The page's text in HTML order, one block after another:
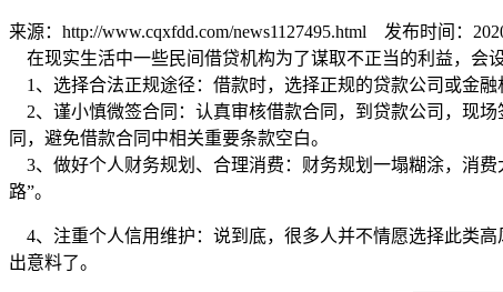
来源：http://www.cqxfdd.com/news1127495.html 发布时间：
在现实生活中一些民间借贷机构为了谋取不正当的利益，会
1、选择合法正规途径：借款时，选择正规的贷款公司或金
2、谨小慎微签合同：认真审核借款合同，到贷款公司，现
同，避免借款合同中相关重要条款空白。
3、做好个人财务规划、合理消费：财务规划一塌糊涂，消
路”。
4、注重个人信用维护：说到底，很多人并不情愿选择此类
出意料了。